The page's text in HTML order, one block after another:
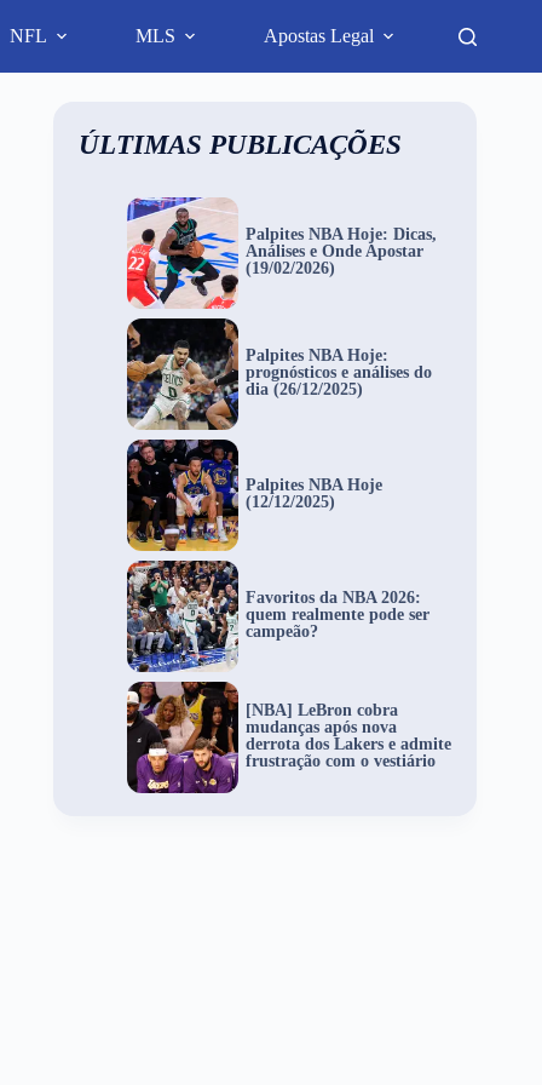
NFL MLS Apostas Legal
ÚLTIMAS PUBLICAÇÕES
Palpites NBA Hoje: Dicas,
Análises e Onde Apostar
(19/02/2026)
Palpites NBA Hoje:
prognósticos e análises do
dia (26/12/2025)
Palpites NBA Hoje
(12/12/2025)
Favoritos da NBA 2026:
quem realmente pode ser
campeão?
[NBA] LeBron cobra
mudanças após nova
derrota dos Lakers e admite
frustração com o vestiário